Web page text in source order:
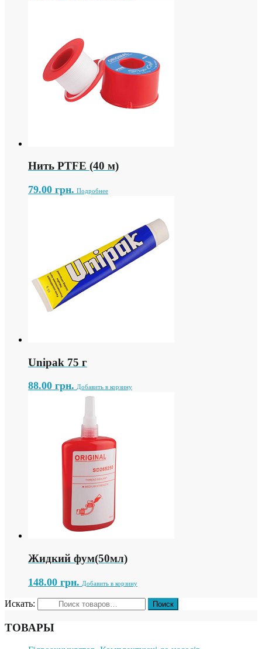
Нить PTFE (40 м)
79.00 грн. Подробнее
Unipak 75 г
88.00 грн. Добавить в корзину
Жидкий фум(50мл)
148.00 грн. Добавить в корзину
Искать:
ТОВАРЫ